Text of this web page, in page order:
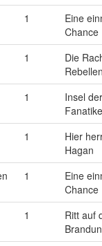
1
Eine
Chance
1
Die
1
Insel der
1
Hier
Hagan
1
Eine
Chance
1
Ritt auf